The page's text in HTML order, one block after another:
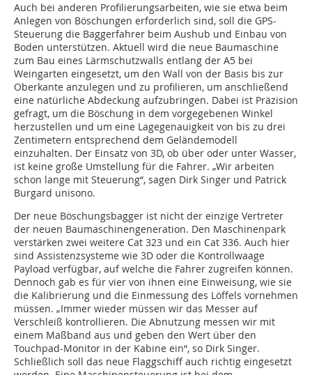
Auch bei anderen Profilierungsarbeiten, wie sie etwa beim
Anlegen von Böschungen erforderlich sind, soll die GPS-
Steuerung die Baggerfahrer beim Aushub und Einbau von
Boden unterstützen. Aktuell wird die neue Baumaschine
zum Bau eines Lärmschutzwalls entlang der A5 bei
Weingarten eingesetzt, um den Wall von der Basis bis zur
Oberkante anzulegen und zu profilieren, um anschließend
eine natürliche Abdeckung aufzubringen. Dabei ist Präzision
gefragt, um die Böschung in dem vorgegebenen Winkel
herzustellen und um eine Lagegenauigkeit von bis zu drei
Zentimetern entsprechend dem Geländemodell
einzuhalten. Der Einsatz von 3D, ob über oder unter Wasser,
ist keine große Umstellung für die Fahrer. „Wir arbeiten
schon lange mit Steuerung“, sagen Dirk Singer und Patrick
Burgard unisono.
Der neue Böschungsbagger ist nicht der einzige Vertreter
der neuen Baumaschinengeneration. Den Maschinenpark
verstärken zwei weitere Cat 323 und ein Cat 336. Auch hier
sind Assistenzsysteme wie 3D oder die Kontrollwaage
Payload verfügbar, auf welche die Fahrer zugreifen können.
Dennoch gab es für vier von ihnen eine Einweisung, wie sie
die Kalibrierung und die Einmessung des Löffels vornehmen
müssen. „Immer wieder müssen wir das Messer auf
Verschleiß kontrollieren. Die Abnutzung messen wir mit
einem Maßband aus und geben den Wert über den
Touchpad-Monitor in der Kabine ein“, so Dirk Singer.
Schließlich soll das neue Flaggschiff auch richtig eingesetzt